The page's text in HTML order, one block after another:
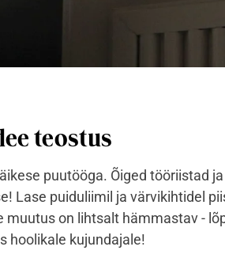
teostus
puutööga. Õiged tööriistad
Lase puiduliimil ja värvikihtidel
muutus on lihtsalt hämmastav -
hoolikale kujundajale!